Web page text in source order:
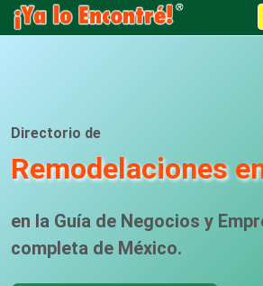
Directorio de
Remodelaciones
en la Guía de Negocios y
completa de México.